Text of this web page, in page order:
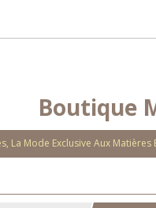
Boutique
La Mode Exclusive Aux